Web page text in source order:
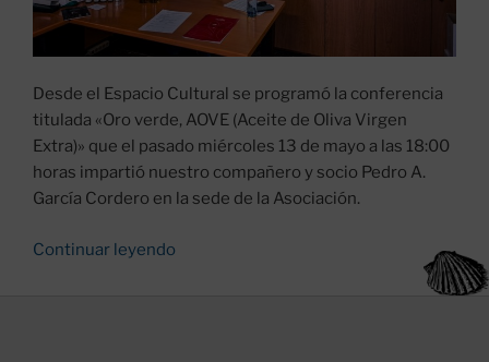
Desde el Espacio Cultural se programó la conferencia
titulada «Oro verde, AOVE (Aceite de Oliva Virgen
Extra)» que el pasado miércoles 13 de mayo a las 18:00
horas impartió nuestro compañero y socio Pedro A.
García Cordero en la sede de la Asociación.
Continuar leyendo